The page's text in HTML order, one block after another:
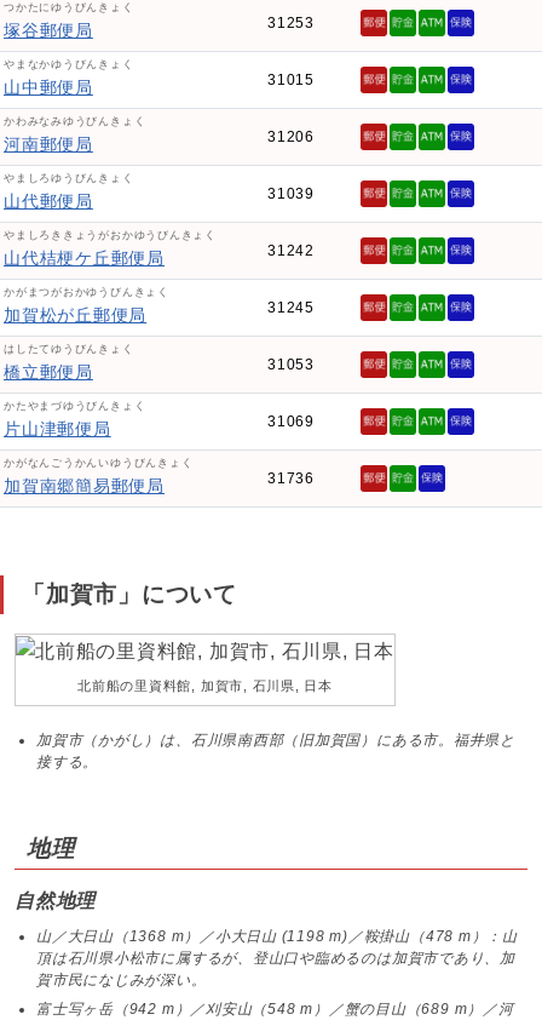
つかたにゆうびんきょく
塚谷郵便局 31253
やまなかゆうびんきょく
山中郵便局 31015
かわみなみゆうびんきょく
河南郵便局 31206
やましろゆうびんきょく
山代郵便局 31039
やましろききょうがおかゆうびんきょく
山代桔梗ケ丘郵便局 31242
かがまつがおかゆうびんきょく
加賀松が丘郵便局 31245
はしたてゆうびんきょく
橋立郵便局 31053
かたやまづゆうびんきょく
片山津郵便局 31069
かがなんごうかんいゆうびんきょく
加賀南郷簡易郵便局 31736
「加賀市」について
北前船の里資料館, 加賀市, 石川県, 日本
加賀市（かがし）は、石川県南西部（旧加賀国）にある市。福井県と
接する。
地理
自然地理
山／大日山（1368 m）／小大日山 (1198 m)／鞍掛山（478 m）：山
頂は石川県小松市に属するが、登山口や臨めるのは加賀市であり、加
賀市民になじみが深い。
富士写ヶ岳（942 m）／刈安山（548 m）／蟹の目山（689 m）／河